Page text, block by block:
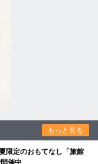
もっと見る
限定のおもてなし「旅館
催中